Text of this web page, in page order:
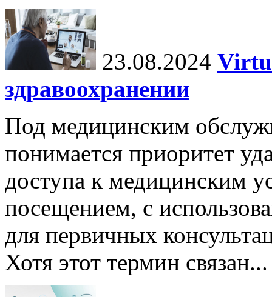
23.08.2024
здравоохранении
Под медицинским
понимается приоритет
доступа к медицинским
посещением, с
для первичных
Хотя этот термин связан...